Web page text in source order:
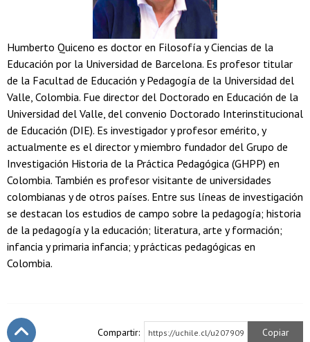
Humberto Quiceno es doctor en Filosofía y Ciencias de la
Educación por la Universidad de Barcelona. Es profesor titular
de la Facultad de Educación y Pedagogía de la Universidad del
Valle, Colombia. Fue director del Doctorado en Educación de la
Universidad del Valle, del convenio Doctorado Interinstitucional
de Educación (DIE). Es investigador y profesor emérito, y
actualmente es el director y miembro fundador del Grupo de
Investigación Historia de la Práctica Pedagógica (GHPP) en
Colombia. También es profesor visitante de universidades
colombianas y de otros países. Entre sus líneas de investigación
se destacan los estudios de campo sobre la pedagogía; historia
de la pedagogía y la educación; literatura, arte y formación;
infancia y primaria infancia; y prácticas pedagógicas en
Colombia.
Compartir: https://uchile.cl/u207909 Copiar